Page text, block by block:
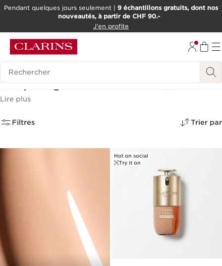
ALLER AU CONTENU
OUTIL D'ACCESSIBILITÉ
Pendant quelques jours seulement | 9 échantillons gratuits, dont nos
nouveautés, à partir de CHF 90.-
J'en profite
Historique des recherches
Maquillage Fond de teint (6)
Lire plus
Filtres Trier par
Hot on social
Try it on